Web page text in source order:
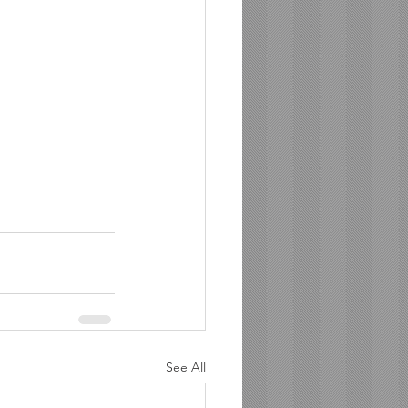
See All